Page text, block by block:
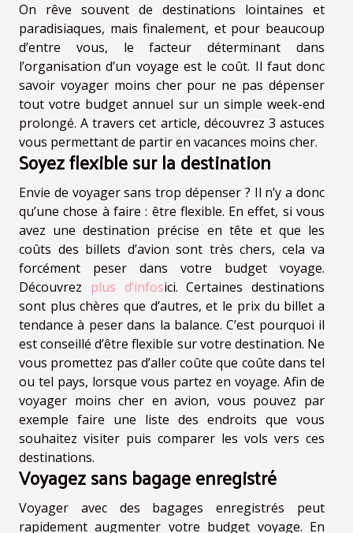
On rêve souvent de destinations lointaines et
paradisiaques, mais finalement, et pour beaucoup
d’entre vous, le facteur déterminant dans
l’organisation d’un voyage est le coût. Il faut donc
savoir voyager moins cher pour ne pas dépenser
tout votre budget annuel sur un simple week-end
prolongé. A travers cet article, découvrez 3 astuces
vous permettant de partir en vacances moins cher.
Soyez flexible sur la destination
Envie de voyager sans trop dépenser ? Il n’y a donc
qu’une chose à faire : être flexible. En effet, si vous
avez une destination précise en tête et que les
coûts des billets d’avion sont très chers, cela va
forcément peser dans votre budget voyage.
Découvrez plus d’infosici. Certaines destinations
sont plus chères que d’autres, et le prix du billet a
tendance à peser dans la balance. C’est pourquoi il
est conseillé d’être flexible sur votre destination. Ne
vous promettez pas d’aller coûte que coûte dans tel
ou tel pays, lorsque vous partez en voyage. Afin de
voyager moins cher en avion, vous pouvez par
exemple faire une liste des endroits que vous
souhaitez visiter puis comparer les vols vers ces
destinations.
Voyagez sans bagage enregistré
Voyager avec des bagages enregistrés peut
rapidement augmenter votre budget voyage. En